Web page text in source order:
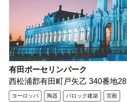
有田ポーセリンパーク
西松浦郡有田町戸矢乙 340番地28
ヨーロッパ 陶器 バロック建築 宮殿